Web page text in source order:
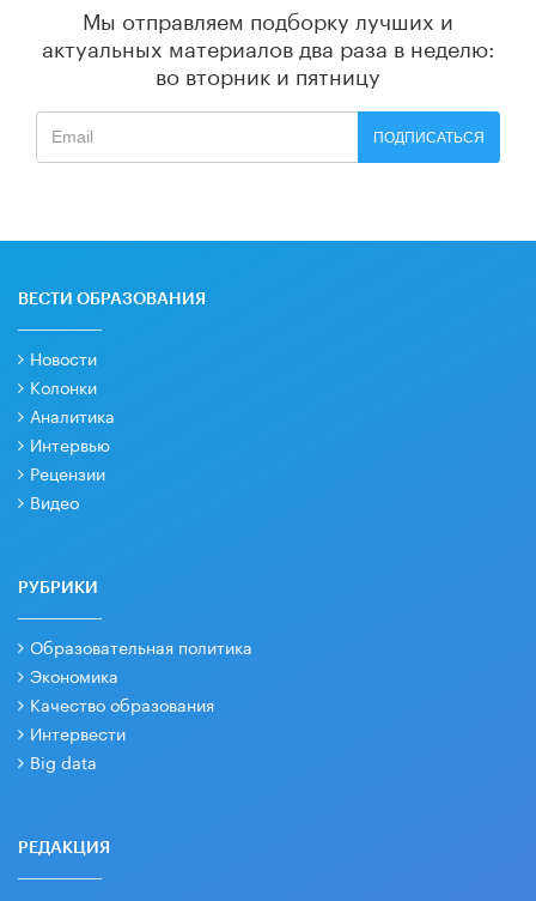
Мы отправляем подборку лучших и
актуальных материалов два раза в неделю:
во вторник и пятницу
ПОДПИСАТЬСЯ
ВЕСТИ ОБРАЗОВАНИЯ
Новости
Колонки
Аналитика
Интервью
Рецензии
Видео
РУБРИКИ
Образовательная политика
Экономика
Качество образования
Интервести
Big data
РЕДАКЦИЯ